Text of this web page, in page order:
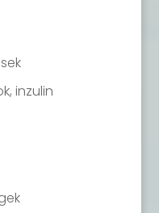
inzulin